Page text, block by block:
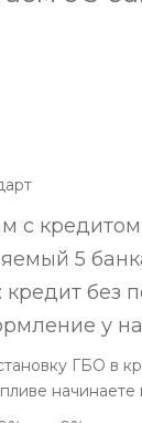
с
5
без
у
ГБО в
начинаете